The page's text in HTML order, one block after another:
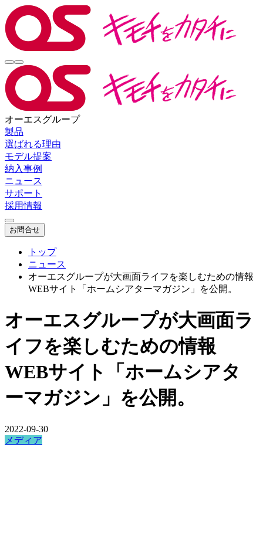
オーエスグループ
製品
選ばれる理由
モデル提案
納入事例
ニュース
サポート
採用情報
お問合せ
トップ
ニュース
オーエスグループが大画面ライフを楽しむための情報
WEBサイト「ホームシアターマガジン」を公開。
オーエスグループが大画面ラ
イフを楽しむための情報
WEBサイト「ホームシアタ
ーマガジン」を公開。
2022-09-30
メディア